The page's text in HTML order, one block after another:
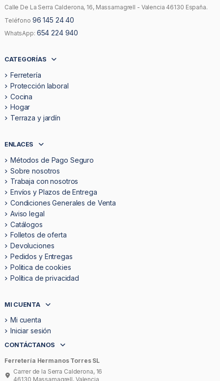
Calle De La Serra Calderona, 16, Massamagrell - Valencia 46130 España.
Teléfono 96 145 24 40
WhatsApp: 654 224 940
CATEGORÍAS
Ferretería
Protección laboral
Cocina
Hogar
Terraza y jardín
ENLACES
Métodos de Pago Seguro
Sobre nosotros
Trabaja con nosotros
Envíos y Plazos de Entrega
Condiciones Generales de Venta
Aviso legal
Catálogos
Folletos de oferta
Devoluciones
Pedidos y Entregas
Politica de cookies
Política de privacidad
MI CUENTA
Mi cuenta
Iniciar sesión
CONTÁCTANOS
Ferretería Hermanos Torres SL
Carrer de la Serra Calderona, 16
46130 Massamagrell, Valencia